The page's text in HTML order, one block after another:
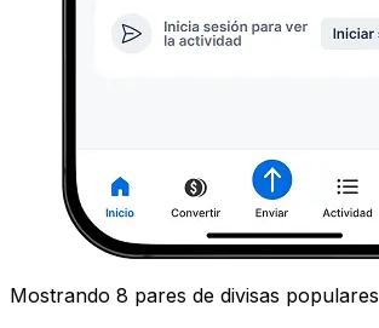
Mostrando 8 pares de divisas populares